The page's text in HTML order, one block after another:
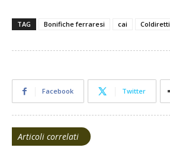
TAG Bonifiche ferraresi cai Coldiretti
Facebook Twitter
Articoli correlati